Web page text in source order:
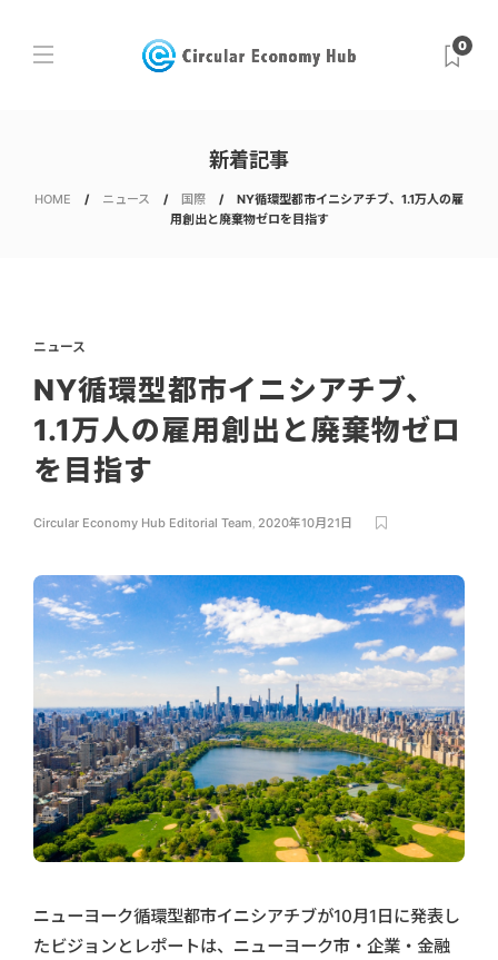
0
新着記事
HOME ニュース 国際
NY循環型都市イニシアチブ、1.1万人の雇
用創出と廃棄物ゼロを目指す
ニュース
NY循環型都市イニシアチブ、
1.1万人の雇用創出と廃棄物ゼロ
を目指す
Circular Economy Hub Editorial Team, 2020年10月21日
ニューヨーク循環型都市イニシアチブが10月1日に発表し
たビジョンとレポートは、ニューヨーク市・企業・金融